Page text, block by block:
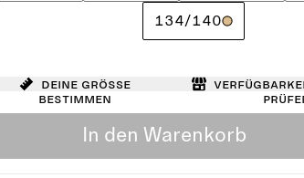
134/140
Deine Größe
bestimmen
In den Warenkorb